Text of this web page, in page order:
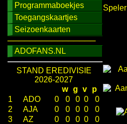
Programmaboekjes
Toegangskaartjes
Seizoenkaarten
────────────────
ADOFANS.NL
STAND EREDIVISIE
2026-2027
w g v
p
1
ADO 0 0 0 0
0
2
AJA 0 0 0 0
0
3
AZ 0 0 0 0
0
Speler